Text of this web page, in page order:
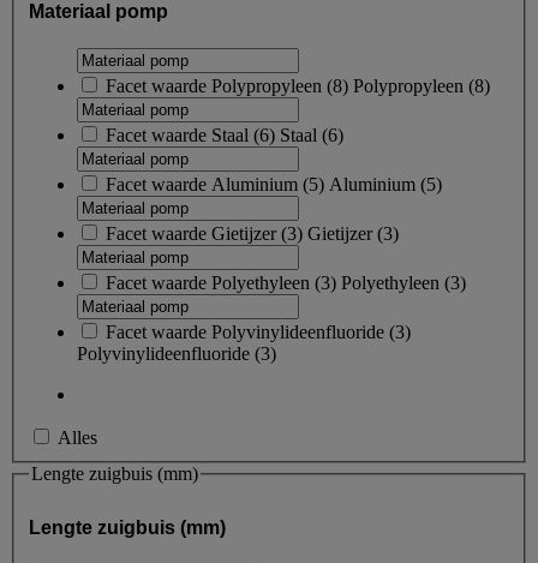
Materiaal pomp
Facet waarde Polypropyleen (8) Polypropyleen (8)
Facet waarde Staal (6) Staal (6)
Facet waarde Aluminium (5) Aluminium (5)
Facet waarde Gietijzer(3) Gietijzer(3)
Facet waarde Polyethyleen (3) Polyethyleen (3)
Facet waarde Polyvinylideenfluoride (3)
Polyvinylideenfluoride (3)
Alles
Lengte zuigbuis (mm)
Lengte zuigbuis (mm)